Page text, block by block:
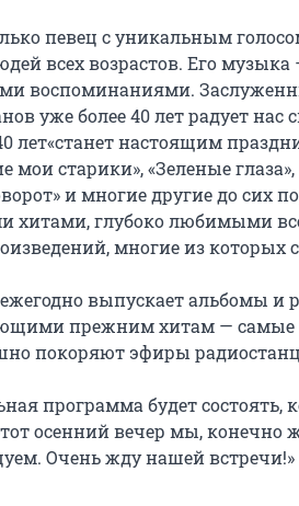
певец с уникальным
всех возрастов. Его
воспоминаниями.
уже более 40 лет радует
лет«станет настоящим
мои старики», «Зеленые
и многие другие до сих
хитами, глубоко любимыми
многие из которых
выпускает альбомы
прежним хитам — самые
покоряют эфиры
программа будет
осенний вечер мы,
Очень жду нашей встречи!»